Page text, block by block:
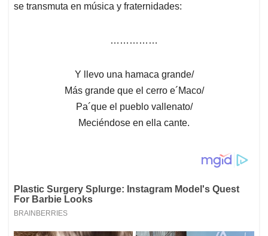
se transmuta en música y fraternidades:
……………
Y llevo una hamaca grande/
Más grande que el cerro e´Maco/
Pa´que el pueblo vallenato/
Meciéndose en ella cante.